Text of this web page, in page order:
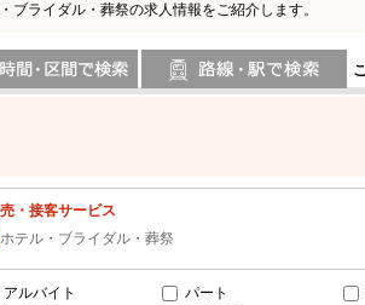
ライダル・葬祭の求人情報をご紹介します。
・接客サービス
ホテル・ブライダル・葬祭
アルバイト パート